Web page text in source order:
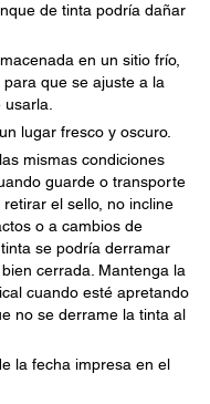
de tinta podría dañar
en un sitio frío,
que se ajuste a la
lugar fresco y oscuro.
mismas condiciones
guarde o transporte
el sello, no incline
o a cambios de
se podría derramar
cerrada. Mantenga la
cuando esté apretando
no se derrame la tinta al
la fecha impresa en el